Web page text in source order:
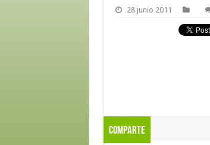
28 junio 2011
Comparte